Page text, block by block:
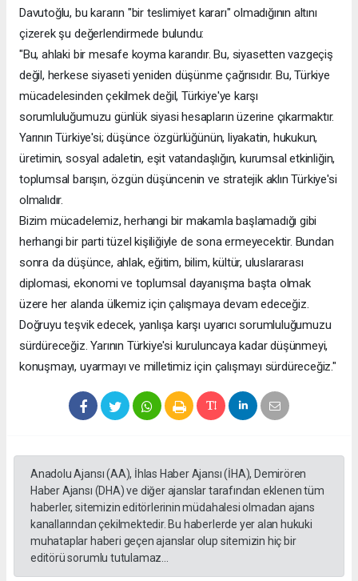
Davutoğlu, bu kararın "bir teslimiyet kararı" olmadığının altını
çizerek şu değerlendirmede bulundu:
"Bu, ahlaki bir mesafe koyma kararıdır. Bu, siyasetten vazgeçiş
değil, herkese siyaseti yeniden düşünme çağrısıdır. Bu, Türkiye
mücadelesinden çekilmek değil, Türkiye'ye karşı
sorumluluğumuzu günlük siyasi hesapların üzerine çıkarmaktır.
Yarının Türkiye'si; düşünce özgürlüğünün, liyakatin, hukukun,
üretimin, sosyal adaletin, eşit vatandaşlığın, kurumsal etkinliğin,
toplumsal barışın, özgün düşüncenin ve stratejik aklın Türkiye'si
olmalıdır.
Bizim mücadelemiz, herhangi bir makamla başlamadığı gibi
herhangi bir parti tüzel kişiliğiyle de sona ermeyecektir. Bundan
sonra da düşünce, ahlak, eğitim, bilim, kültür, uluslararası
diplomasi, ekonomi ve toplumsal dayanışma başta olmak
üzere her alanda ülkemiz için çalışmaya devam edeceğiz.
Doğruyu teşvik edecek, yanlışa karşı uyarıcı sorumluluğumuzu
sürdüreceğiz. Yarının Türkiye'si kuruluncaya kadar düşünmeyi,
konuşmayı, uyarmayı ve milletimiz için çalışmayı sürdüreceğiz."
Anadolu Ajansı (AA), İhlas Haber Ajansı (İHA), Demirören
Haber Ajansı (DHA) ve diğer ajanslar tarafından eklenen tüm
haberler, sitemizin editörlerinin müdahalesi olmadan ajans
kanallarından çekilmektedir. Bu haberlerde yer alan hukuki
muhataplar haberi geçen ajanslar olup sitemizin hiç bir
editörü sorumlu tutulamaz...